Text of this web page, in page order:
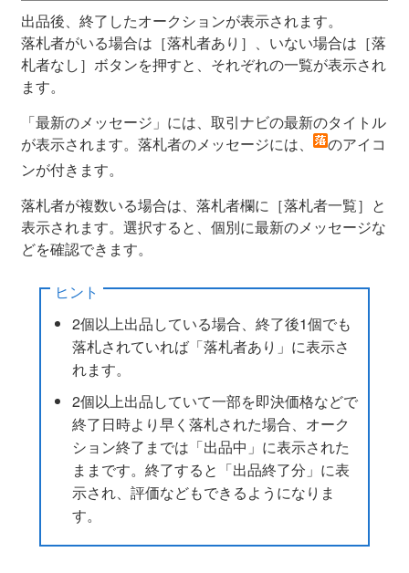
出品後、終了したオークションが表示されます。
落札者がいる場合は［落札者あり］、いない場合は［落
札者なし］ボタンを押すと、それぞれの一覧が表示され
ます。
「最新のメッセージ」には、取引ナビの最新のタイトル
が表示されます。落札者のメッセージには、
のアイコ
ンが付きます。
落札者が複数いる場合は、落札者欄に［落札者一覧］と
表示されます。選択すると、個別に最新のメッセージな
どを確認できます。
ヒント
2個以上出品している場合、終了後1個でも
落札されていれば「落札者あり」に表示さ
れます。
2個以上出品していて一部を即決価格などで
終了日時より早く落札された場合、オーク
ション終了までは「出品中」に表示された
ままです。終了すると「出品終了分」に表
示され、評価などもできるようになりま
す。